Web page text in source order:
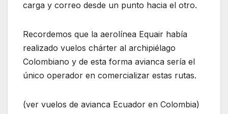
carga y correo desde un punto hacia el otro.
Recordemos que la aerolínea Equair había
realizado vuelos chárter al archipiélago
Colombiano y de esta forma avianca sería el
único operador en comercializar estas rutas.
(ver vuelos de avianca Ecuador en Colombia)